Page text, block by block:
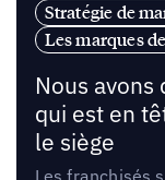
Stratégie de
Les marques
Nous
qui est en
le siège